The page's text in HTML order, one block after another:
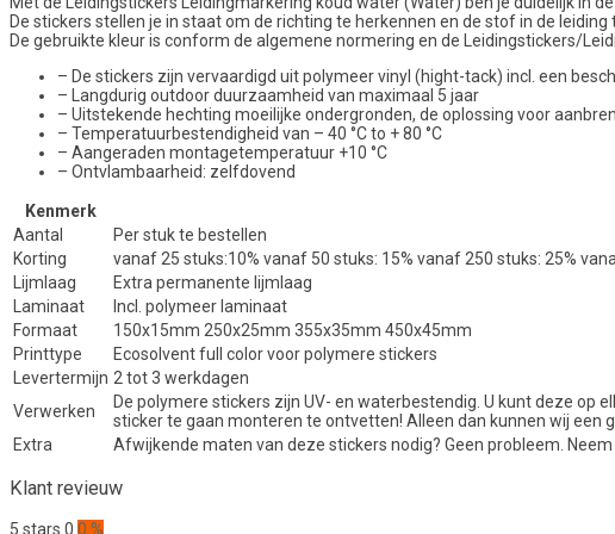
De stickers stellen je in staat om de richting te herkennen en de stof in de leiding
De gebruikte kleur is conform de algemene normering en de Leidingstickers/
– De stickers zijn vervaardigd uit polymeer vinyl (hight-tack) incl. een
– Langdurig outdoor duurzaamheid van maximaal 5 jaar
– Uitstekende hechting moeilijke ondergronden, de oplossing voor
– Temperatuurbestendigheid van – 40 °C to + 80 °C
– Aangeraden montagetemperatuur +10 °C
– Ontvlambaarheid: zelfdovend
Kenmerk
Aantal
Per stuk te bestellen
Korting
vanaf 25 stuks:10% vanaf 50 stuks: 15% vanaf 250 stuks: 25%
Lijmlaag
Extra permanente lijmlaag
Laminaat
Incl. polymeer laminaat
Formaat
150x15mm 250x25mm 355x35mm 450x45mm
Printtype
Ecosolvent full color voor polymere stickers
Levertermijn 2 tot 3 werkdagen
Verwerken
De polymere stickers zijn UV- en waterbestendig. U kunt deze op
sticker te gaan monteren te ontvetten! Alleen dan kunnen wij een
Extra
Afwijkende maten van deze stickers nodig? Geen probleem.
Klant revieuw
5 stars 0 0 %